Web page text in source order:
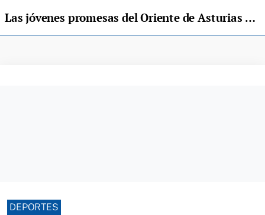
Las jóvenes promesas del Oriente de Asturias en el Campeonato de España de Carreras de Montaña Infantil y Cadete
DEPORTES